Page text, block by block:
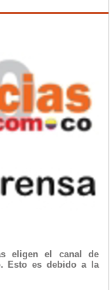
eligen el canal de
Esto es debido a la